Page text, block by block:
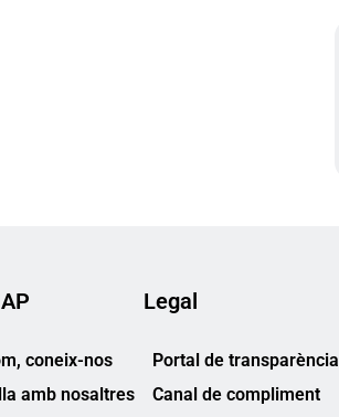
coneix-nos
amb nosaltres
Legal
Portal de transparència
Canal de compliment